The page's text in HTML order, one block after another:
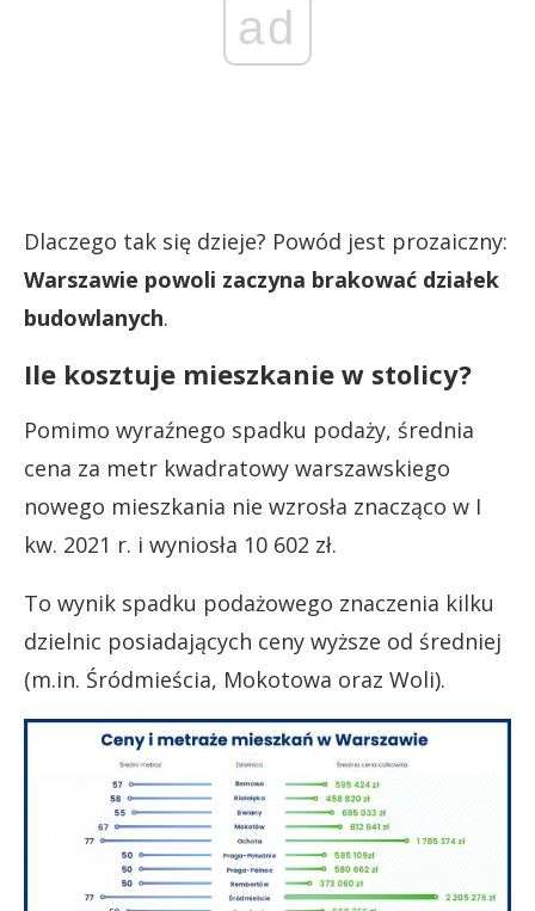
ad
Dlaczego tak się dzieje? Powód jest prozaiczny:
Warszawie powoli zaczyna brakować działek
budowlanych.
Ile kosztuje mieszkanie w stolicy?
Pomimo wyraźnego spadku podaży, średnia
cena za metr kwadratowy warszawskiego
nowego mieszkania nie wzrosła znacząco w I
kw. 2021 r. i wyniosła 10 602 zł.
To wynik spadku podażowego znaczenia kilku
dzielnic posiadających ceny wyższe od średniej
(m.in. Śródmieścia, Mokotowa oraz Woli).